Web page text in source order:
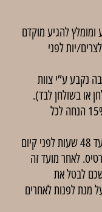
להגיע מוקדם
יות לפני
נקבע ע”י צוות
או בשולחן לבד).
עם כל רכישת כרטיס ישלח קוד קופון ל15% הנחה לכל
באירועים בתשלום, ניתן לבטל כרטיסים עד 48 שעות לפני קיום
ביטול בסך 5 ₪ לכרטיס. לאחר מועד זה
לבטל את
מנת לפנות לאחרים